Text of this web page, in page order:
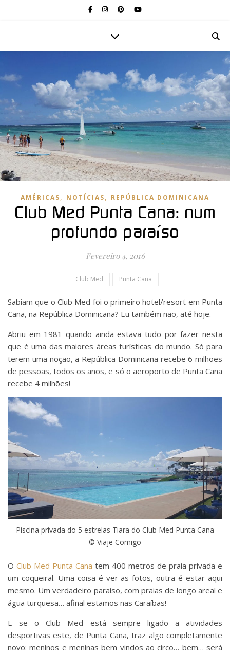
AMÉRICAS, NOTÍCIAS, REPÚBLICA DOMINICANA
Club Med Punta Cana: num
profundo paraíso
Fevereiro 4, 2016
Club Med Punta Cana
Sabiam que o Club Med foi o primeiro hotel/resort em Punta
Cana, na República Dominicana? Eu também não, até hoje.
Abriu em 1981 quando ainda estava tudo por fazer nesta
que é uma das maiores áreas turísticas do mundo. Só para
terem uma noção, a República Dominicana recebe 6 milhões
de pessoas, todos os anos, e só o aeroporto de Punta Cana
recebe 4 milhões!
Piscina privada do 5 estrelas Tiara do Club Med Punta Cana
© Viaje Comigo
O Club Med Punta Cana tem 400 metros de praia privada e
um coqueiral. Uma coisa é ver as fotos, outra é estar aqui
mesmo. Um verdadeiro paraíso, com praias de longo areal e
água turquesa… afinal estamos nas Caraíbas!
E se o Club Med está sempre ligado a atividades
desportivas este, de Punta Cana, traz algo completamente
novo: meninos e meninas bem vindos ao circo… bem… será